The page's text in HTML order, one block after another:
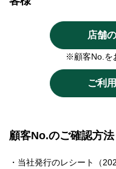
店舗
※顧客No.を
ご利
顧客No.のご確認方法
・当社発行のレシート（